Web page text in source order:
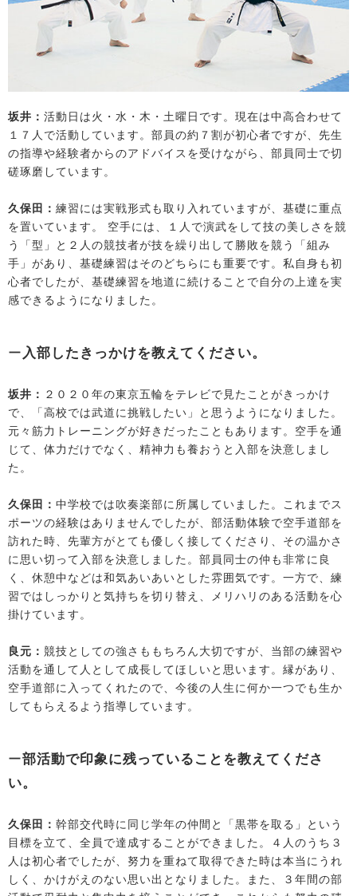
坂井： 活動日は火・水・木・土曜日です。現在は中高合わせて
１７人で活動しています。部員の約７割が初心者ですが、先生
の指導や経験者からのアドバイスを受けながら、部員同士で切
磋琢磨しています。
久保田： 練習には実戦形式も取り入れていますが、基礎に重点
を置いています。 空手には、１人で演武をして技の美しさを競
う「型」と２人の競技者が技を繰り出して勝敗を競う「組み
手」があり、基礎練習はそのどちらにも重要です。私自身も初
心者でしたが、基礎練習を地道に続けることで自分の上達を実
感できるようになりました。
ー 入部したきっかけを教えてください。
坂井： ２０２０年の東京五輪をテレビで見たことがきっかけ
で、「高校では武道に挑戦したい」と思うようになりました。
元々筋力トレーニングが好きだったこともあります。空手を通
じて、体力だけでなく、精神力も養おうと入部を決意しまし
た。
久保田： 中学校では吹奏楽部に所属していました。これまでス
ポーツの経験はありませんでしたが、部活動体験で空手道部を
訪れた時、先輩方がとても優しく接してくださり、その温かさ
に思い切って入部を決意しました。部員同士の仲も非常に良
く、休憩中などは和気あいあいとした雰囲気です。一方で、練
習ではしっかりと気持ちを切り替え、メリハリのある活動を心
掛けています。
良元： 競技としての強さももちろん大切ですが、当部の練習や
活動を通して人として成長してほしいと思います。縁があり、
空手道部に入ってくれたので、今後の人生に何か一つでも生か
してもらえるよう指導しています。
ー部活動で印象に残っていることを教えてくださ
い。
久保田： 幹部交代時に同じ学年の仲間と「黒帯を取る」という
目標を立て、全員で達成することができました。４人のうち３
人は初心者でしたが、努力を重ねて取得できた時は本当にうれ
しく、かけがえのない思い出となりました。また、３年間の部